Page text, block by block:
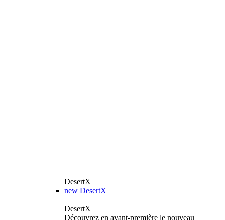
DesertX
new DesertX
DesertX
Découvrez en avant-première le nouveau